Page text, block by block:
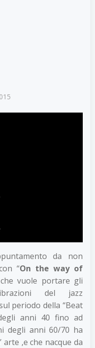
da non
“On the way of
vuole portare gli
del jazz
periodo della “Beat
anni 40 fino ad
degli anni 60/70 ha
,e che nacque da